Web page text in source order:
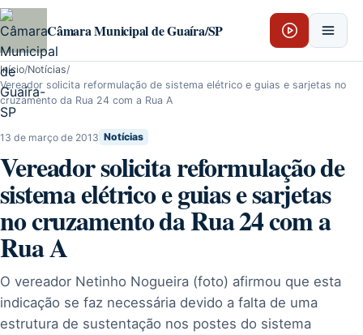
Pular para o conteúdo
Câmara Municipal de Guaíra/SP
Início/Notícias/
Vereador solicita reformulação de sistema elétrico e guias e sarjetas no
cruzamento da Rua 24 com a Rua A
13 de março de 2013 Notícias
Vereador solicita reformulação de
sistema elétrico e guias e sarjetas
no cruzamento da Rua 24 com a
Rua A
O vereador Netinho Nogueira (foto) afirmou que esta
indicação se faz necessária devido a falta de uma
estrutura de sustentação nos postes do sistema